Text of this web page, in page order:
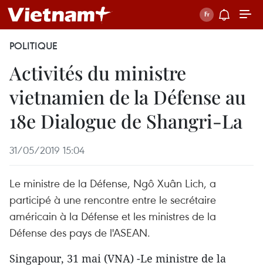
POLITIQUE
Activités du ministre
vietnamien de la Défense au
18e Dialogue de Shangri-La
31/05/2019 15:04
Le ministre de la Défense, Ngô Xuân Lich, a
participé à une rencontre entre le secrétaire
américain à la Défense et les ministres de la
Défense des pays de l'ASEAN.
Singapour, 31 mai (VNA) -Le ministre de la